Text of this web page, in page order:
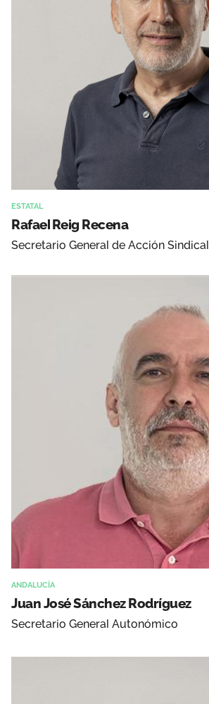
ESTATAL
Rafael Reig Recena
Secretario General de Acción Sindical
ANDALUCÍA
Juan José Sánchez Rodríguez
Secretario General Autonómico